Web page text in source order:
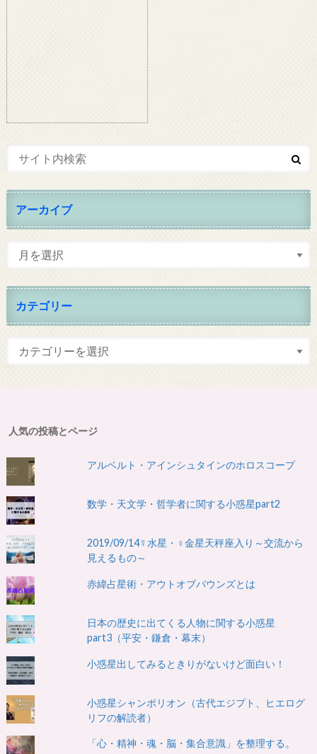
アーカイブ
カテゴリー
人気の投稿とページ
アルベルト・アインシュタインのホロスコープ
数学・天文学・哲学者に関する小惑星part2
2019/09/14☿水星・♀金星天秤座入り～交流から
見えるもの～
赤緯占星術・アウトオブバウンズとは
日本の歴史に出てくる人物に関する小惑星
part3（平安・鎌倉・幕末）
小惑星出してみるときりがないけど面白い！
小惑星シャンポリオン（古代エジプト、ヒエログ
リフの解読者）
「心・精神・魂・脳・集合意識」を整理する。